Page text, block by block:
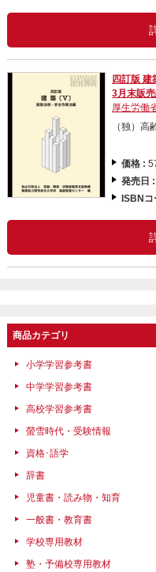
四訂版
3月末販
厚生労働
（独）
価格 :
発売日
ISBNコ
商品カテゴリ
小学学習参考書
中学学習参考書
高校学習参考書
螢雪時代・受験情報
資格･語学
辞書
児童書・読み物・知育
一般書・教育書
学校専用教材
塾・予備校専用教材